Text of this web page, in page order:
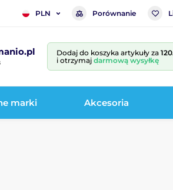
PLN Porównanie
Dodaj do koszyka artykuły za
i otrzymaj darmową wysyłkę
marki Akcesoria